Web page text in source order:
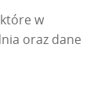
w
oraz dane